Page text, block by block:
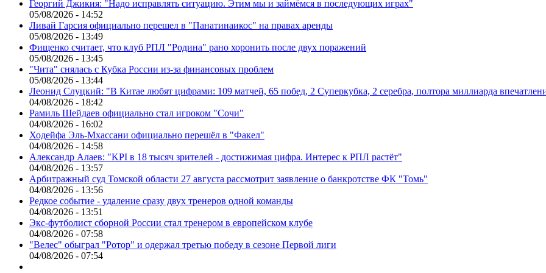
Георгий Джикия: "Надо исправлять ситуацию. Этим мы и займёмся в последующих играх"
05/08/2026 - 14:52
Ливай Гарсия официально перешел в "Панатинаикос" на правах аренды
05/08/2026 - 13:49
Фищенко считает, что клуб РПЛ "Родина" рано хоронить после двух поражений
05/08/2026 - 13:45
"Чита" снялась с Кубка России из-за финансовых проблем
05/08/2026 - 13:44
Леонид Слуцкий: "В Китае любят цифрами: 109 матчей, 65 побед, 2 Суперкубка, 2 серебра, полтора миллиарда
04/08/2026 - 18:42
Рамиль Шейдаев официально стал игроком "Сочи"
04/08/2026 - 16:02
Ходейфа Эль-Мхассани официально перешёл в "Факел"
04/08/2026 - 14:58
Александр Алаев: "KPI в 18 тысяч зрителей - достижимая цифра. Интерес к РПЛ растёт"
04/08/2026 - 13:57
Арбитражный суд Томской области 27 августа рассмотрит заявление о банкротстве ФК "Томь"
04/08/2026 - 13:56
Редкое событие - удаление сразу двух тренеров одной команды
04/08/2026 - 13:51
Экс-футболист сборной России стал тренером в европейском клубе
04/08/2026 - 07:58
"Велес" обыграл "Ротор" и одержал третью победу в сезоне Первой лиги
04/08/2026 - 07:54